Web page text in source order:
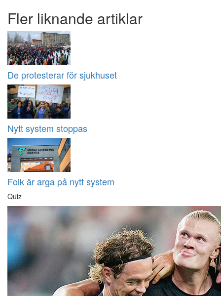
Fler liknande artiklar
De protesterar för sjukhuset
Nytt system stoppas
Folk är arga på nytt system
Quiz